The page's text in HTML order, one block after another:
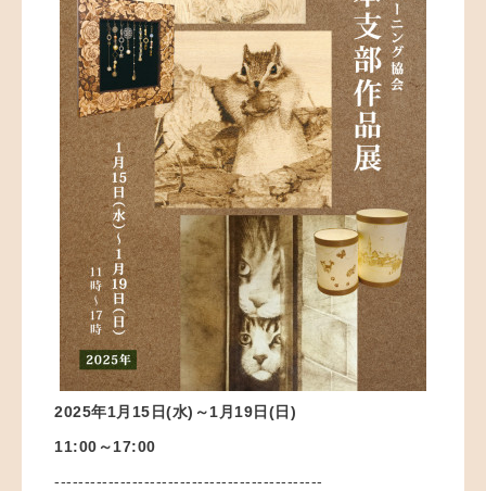
2025年1月15日(水)～1月19日(日)
11:00～17:00
---------------------------------------------